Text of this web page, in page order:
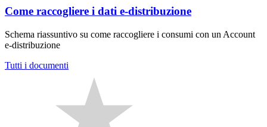
Come raccogliere i dati e-distribuzione
Schema riassuntivo su come raccogliere i consumi con un Account
e-distribuzione
Tutti i documenti